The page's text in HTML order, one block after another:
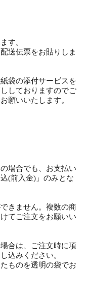
す。
送伝票をお貼りしま
袋の添付サービスを
しておりますのでご
願いいたします。
場合でも、お支払い
(前入金)」のみとな
きません。複数の商
てご注文をお願いい
合は、ご注文時に項
込みください。
ものを透明の袋でお